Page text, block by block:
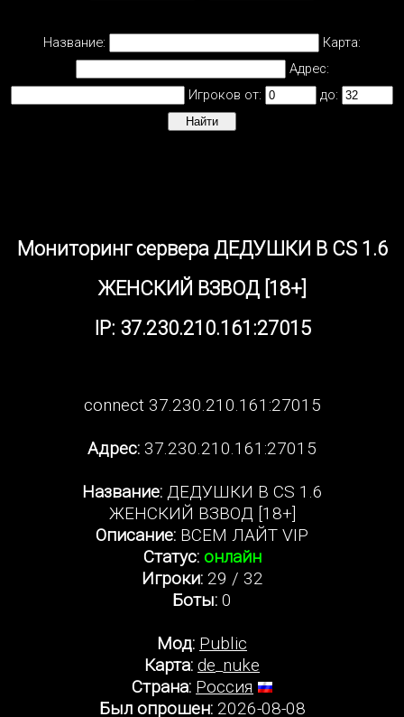
Название:
Карта:
Адрес:
Игроков от:
до:
Мониторинг сервера ДЕДУШКИ В CS 1.6
ЖЕНСКИЙ ВЗВОД [18+]
IP: 37.230.210.161:27015
connect 37.230.210.161:27015
Адрес: 37.230.210.161:27015
Название:ДЕДУШКИ В CS 1.6
ЖЕНСКИЙ ВЗВОД [18+]
Описание: BCEM ЛАЙТ VIP
Статус: онлайн
Игроки:29 / 32
Боты: 0
Мод: Public
Карта: de_nuke
Страна: Россия
Был опрошен:2026-08-08